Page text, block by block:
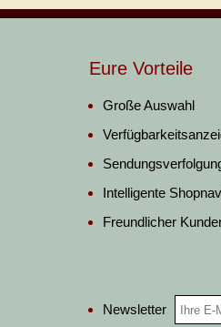
Eure Vorteile
Große Auswahl
Intelligente
Freundlicher
Newsletter